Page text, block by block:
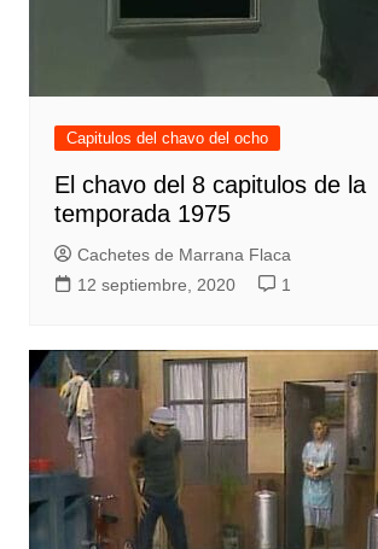
Capitulos del chavo del ocho
El chavo del 8 capitulos de la
temporada 1975
Cachetes de Marrana Flaca
12 septiembre, 2020
1